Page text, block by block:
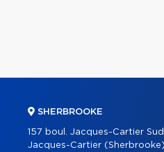
SHERBROOKE
157 boul. Jacques-Cartier Sud
Jacques-Cartier